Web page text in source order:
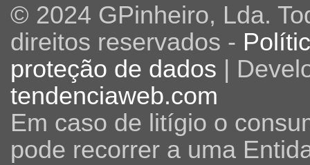
© 2024 GPinheiro, Lda.
direitos reservados -
proteção de dados |
tendenciaweb.com
Em caso de litígio o
pode recorrer a uma